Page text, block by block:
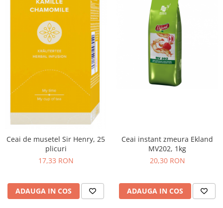
Ceai de musetel Sir Henry, 25
plicuri
17,33 RON
ADAUGA IN COS
Ceai instant zmeura Ekland
MV202, 1kg
20,30 RON
ADAUGA IN COS